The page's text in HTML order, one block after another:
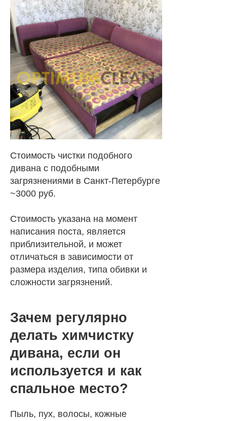
Стоимость чистки подобного
дивана с подобными
загрязнениями в Санкт-Петербурге
~3000 руб.
Стоимость указана на момент
написания поста, является
приблизительной, и может
отличаться в зависимости от
размера изделия, типа обивки и
сложности загрязнений.
Зачем регулярно
делать химчистку
дивана, если он
используется и как
спальное место?
Пыль, пух, волосы, кожные